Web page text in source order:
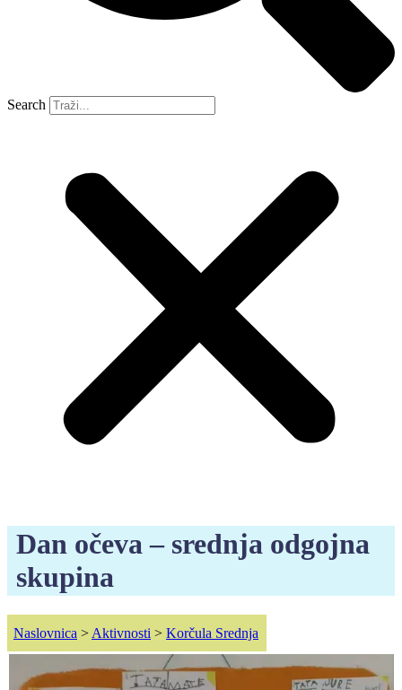
Search
Dan očeva – srednja odgojna
skupina
Naslovnica > Aktivnosti > Korčula Srednja